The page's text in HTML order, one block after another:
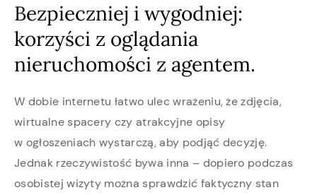
Bezpieczniej i wygodniej:
korzyści z oglądania
nieruchomości z agentem.
W dobie internetu łatwo ulec wrażeniu, że zdjęcia,
wirtualne spacery czy atrakcyjne opisy
w ogłoszeniach wystarczą, aby podjąć decyzję.
Jednak rzeczywistość bywa inna – dopiero podczas
osobistej wizyty można sprawdzić faktyczny stan